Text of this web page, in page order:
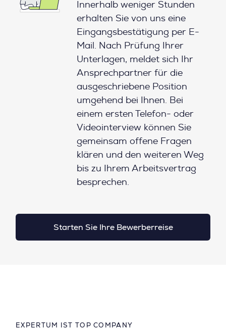
Innerhalb weniger Stunden
erhalten Sie von uns eine
Eingangsbestätigung per E-
Mail. Nach Prüfung Ihrer
Unterlagen, meldet sich Ihr
Ansprechpartner für die
ausgeschriebene Position
umgehend bei Ihnen. Bei
einem ersten Telefon- oder
Videointerview können Sie
gemeinsam offene Fragen
klären und den weiteren Weg
bis zu Ihrem Arbeitsvertrag
besprechen.
Starten Sie Ihre Bewerberreise
EXPERTUM IST TOP COMPANY